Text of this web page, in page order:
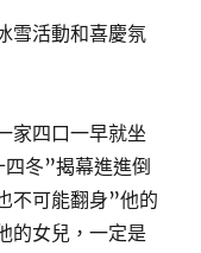
雪活動和喜慶氛
家四口一早就坐
冬”揭幕進進倒
不可能翻身”他的
的女兒，一定是